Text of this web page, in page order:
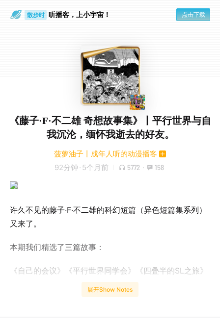
散步时 听播客，上小宇宙！ 点击下载
《藤子·F·不二雄 奇想故事集》丨平行世界与自
我沉沦，缅怀我逝去的好友。
菠萝油子丨成年人听的动漫播客
92分钟 · 5个月前 5772 · 158
许久不见的藤子·F·不二雄的科幻短篇（异色短篇集系列）
又来了。
本期我们精选了三篇故事：
《自己的会议》《平行世界同学会》《四叠半的SL之旅》
展开Show Notes